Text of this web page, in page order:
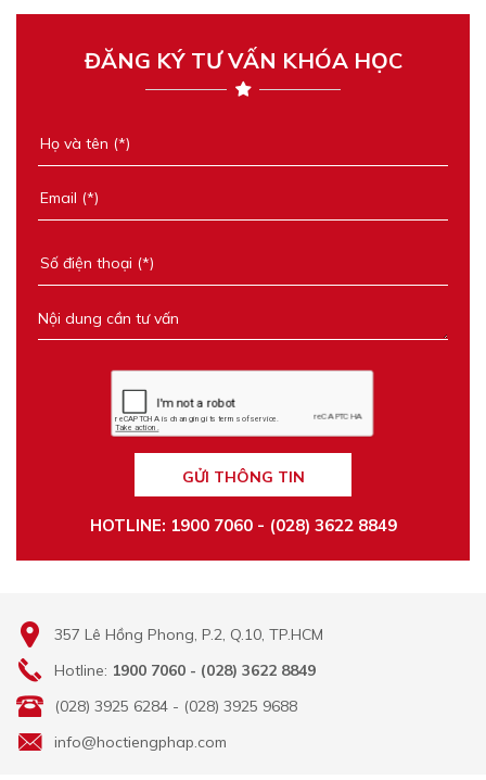
ĐĂNG KÝ TƯ VẤN KHÓA HỌC
GỬI THÔNG TIN
HOTLINE: 1900 7060 - (028) 3622 8849
357 Lê Hồng Phong, P.2, Q.10, TP.HCM
Hotline: 1900 7060 - (028) 3622 8849
(028) 3925 6284 - (028) 3925 9688
info@hoctiengphap.com